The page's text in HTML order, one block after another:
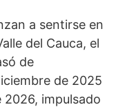
a sentirse en
del Cauca, el
de
de 2025
2026, impulsado